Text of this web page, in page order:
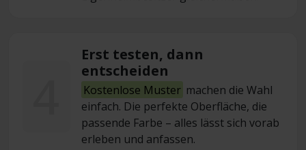
Erst testen, dann
entscheiden
Kostenlose Muster machen die Wahl
einfach. Die perfekte Oberfläche, die
passende Farbe – alles lässt sich vorab
erleben und anfassen.